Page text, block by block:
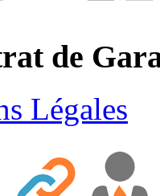
de
Légales